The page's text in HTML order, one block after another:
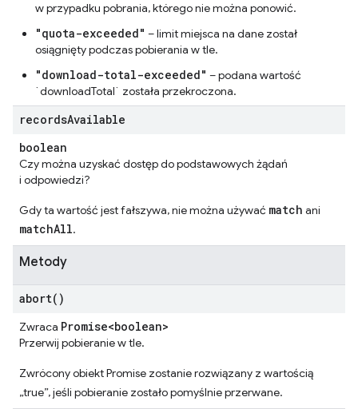
w przypadku pobrania, którego nie można ponowić.
"quota-exceeded" – limit miejsca na dane został
osiągnięty podczas pobierania w tle.
"download-total-exceeded" – podana wartość
`downloadTotal` została przekroczona.
recordsAvailable
boolean
Czy można uzyskać dostęp do podstawowych żądań
i odpowiedzi?
Gdy ta wartość jest fałszywa, nie można używać match ani
matchAll.
Metody
abort( )
Zwraca Promise<boolean>
Przerwij pobieranie w tle.
Zwrócony obiekt Promise zostanie rozwiązany z wartością
„true”, jeśli pobieranie zostało pomyślnie przerwane.